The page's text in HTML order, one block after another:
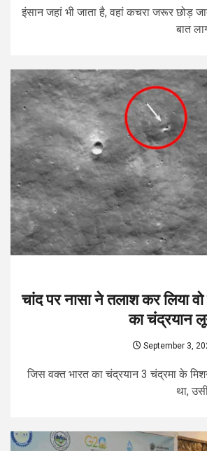
इंसान जहां भी जाता है, वहां कचरा जरूर छोड़
बात
चांद पर नासा ने तलाश कर लिया
का चंद्रयान
September 3,
जिस वक्त भारत का चंद्रयान 3 चंद्रमा के
था,